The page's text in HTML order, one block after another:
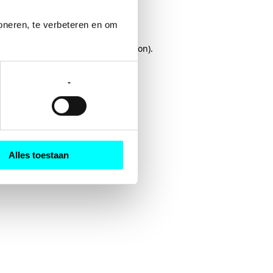
te verbeteren en om
-
Alles toestaan
for more information).